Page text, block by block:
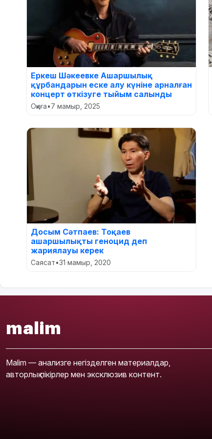
Еркеш Шәкеевке Ашаршылық
құрбандарын еске алу күніне арналған
концерт өткізуге тыйым салынды
Оқиға•7 мамыр, 2025
Досым Сәтпаев: Тоқаев
ашаршылықты геноцид деп
жариялауы керек
Саясат•31 мамыр, 2020
malim
Malim — анализге негізделген материалдар,
авторлық пікірлер мен эксклюзив контент.